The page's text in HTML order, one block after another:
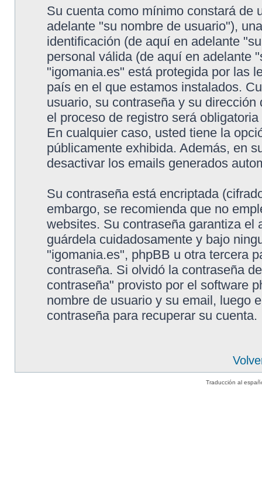
Su cuenta como mínimo constará de
adelante "su nombre de usuario"),
identificación (de aquí en adelante
personal válida (de aquí en adelante
"igomania.es" está protegida por las
país en el que estamos instalados.
usuario, su contraseña y su
el proceso de registro será
En cualquier caso, usted tiene la
públicamente exhibida. Además, en
desactivar los emails generados
Su contraseña está encriptada
embargo, se recomienda que no
websites. Su contraseña garantiza el
guárdela cuidadosamente y bajo
"igomania.es", phpBB u otra tercera
contraseña. Si olvidó la contraseña
contraseña" provisto por el software
nombre de usuario y su email, luego
contraseña para recuperar su cuenta.
Traducción al